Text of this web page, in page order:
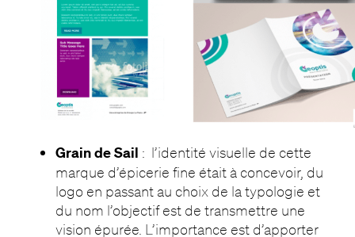
Grain de Sail : l’identité visuelle de cette
marque d’épicerie fine était à concevoir, du
logo en passant au choix de la typologie et
du nom l’objectif est de transmettre une
vision épurée. L’importance est d’apporter